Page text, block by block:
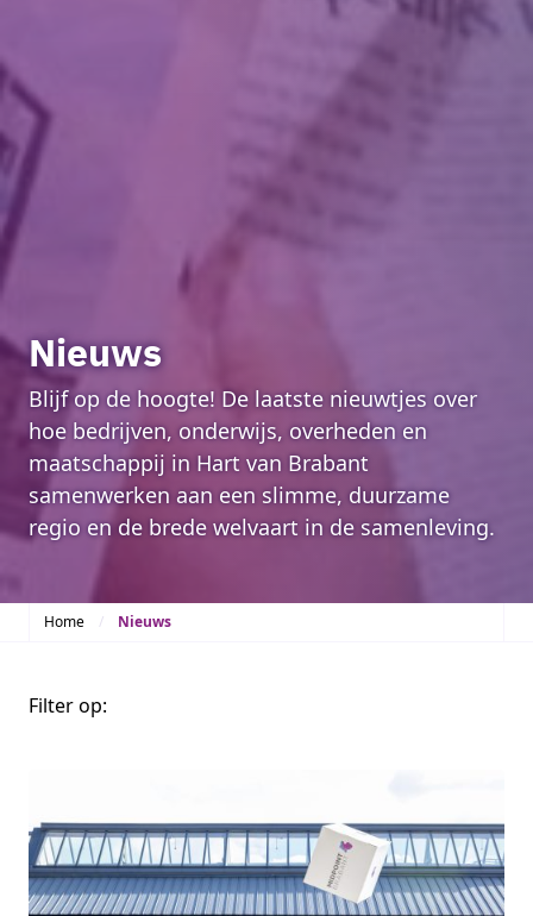
Nieuws
Blijf op de hoogte! De laatste nieuwtjes over
hoe bedrijven, onderwijs, overheden en
maatschappij in Hart van Brabant
samenwerken aan een slimme, duurzame
regio en de brede welvaart in de samenleving.
Home Nieuws
Filter op: